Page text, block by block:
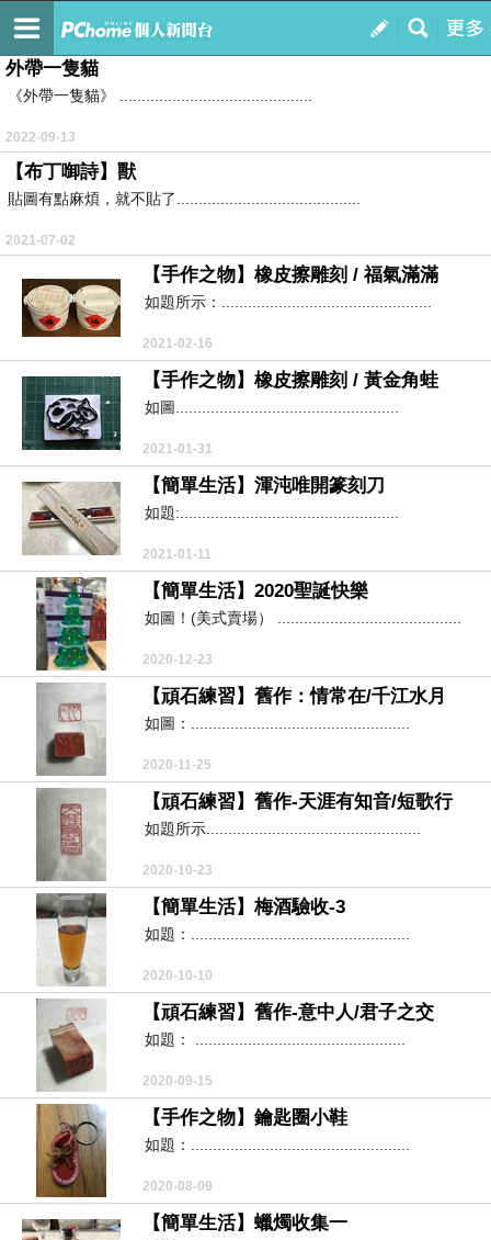
我的
訂閱
奶油布丁的天空
外帶一隻貓
《外帶一隻貓》 ............................................
2022-09-13
【布丁啣詩】獸
貼圖有點麻煩，就不貼了..........................................
2021-07-02
【手作之物】橡皮擦雕刻 / 福氣滿滿
如題所示：................................................
2021-02-16
【手作之物】橡皮擦雕刻 / 黃金角蛙
如圖...................................................
2021-01-31
【簡單生活】渾沌唯開篆刻刀
如題:..................................................
2021-01-11
【簡單生活】2020聖誕快樂
如圖！(美式賣場） ..........................................
2020-12-23
【頑石練習】舊作：情常在/千江水月
如圖：..................................................
2020-11-25
【頑石練習】舊作-天涯有知音/短歌行
如題所示.................................................
2020-10-23
【簡單生活】梅酒驗收-3
如題：..................................................
2020-10-10
【頑石練習】舊作-意中人/君子之交
如題： ................................................
2020-09-15
【手作之物】鑰匙圈小鞋
如題：..................................................
2020-08-09
【簡單生活】蠟燭收集一